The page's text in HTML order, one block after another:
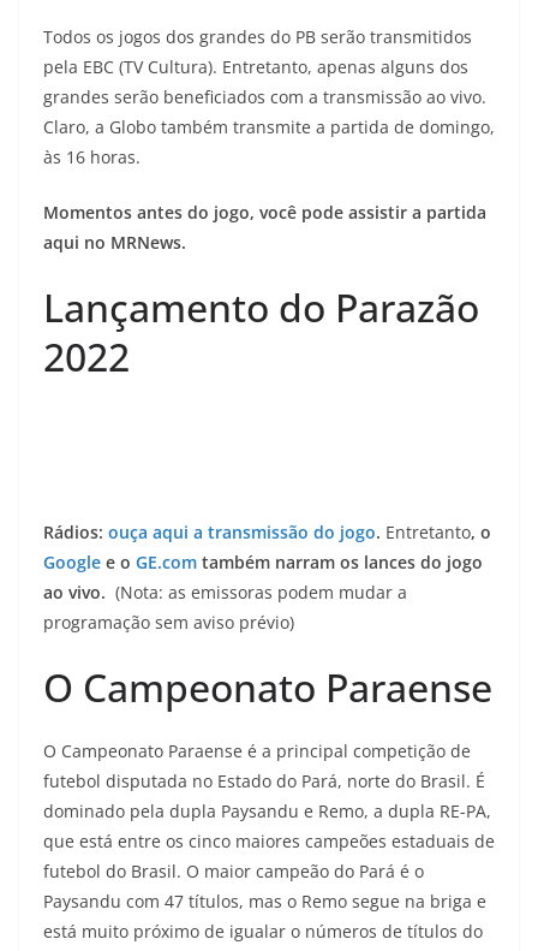
Todos os jogos dos grandes do PB serão transmitidos
pela EBC (TV Cultura). Entretanto, apenas alguns dos
grandes serão beneficiados com a transmissão ao vivo.
Claro, a Globo também transmite a partida de domingo,
às 16 horas.
Momentos antes do jogo, você pode assistir a partida
aqui no MRNews.
Lançamento do Parazão
2022
Rádios: ouça aqui a transmissão do jogo. Entretanto, o
Google e o GE.com também narram os lances do jogo
ao vivo. (Nota: as emissoras podem mudar a
programação sem aviso prévio)
O Campeonato Paraense
O Campeonato Paraense é a principal competição de
futebol disputada no Estado do Pará, norte do Brasil. É
dominado pela dupla Paysandu e Remo, a dupla RE-PA,
que está entre os cinco maiores campeões estaduais de
futebol do Brasil. O maior campeão do Pará é o
Paysandu com 47 títulos, mas o Remo segue na briga e
está muito próximo de igualar o números de títulos do